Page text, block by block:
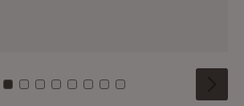
Zu Kachel: 0
Zu Kachel: 1
Zu Kachel: 2
Zu Kachel: 3
Zu Kachel: 4
Zu Kachel: 5
Zu Kachel: 6
Zu Kachel: 7